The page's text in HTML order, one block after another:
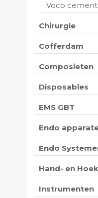
Voco
Chirurgie
Cofferdam
Composieten
Disposables
EMS GBT
Endo
Endo
Hand- en
Instrumenten